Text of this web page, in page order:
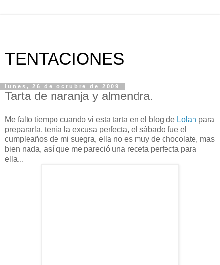
TENTACIONES
lunes, 26 de octubre de 2009
Tarta de naranja y almendra.
Me falto tiempo cuando vi esta tarta en el blog de Lolah para
prepararla, tenia la excusa perfecta, el sábado fue el
cumpleaños de mi suegra, ella no es muy de chocolate, mas
bien nada, así que me pareció una receta perfecta para
ella...